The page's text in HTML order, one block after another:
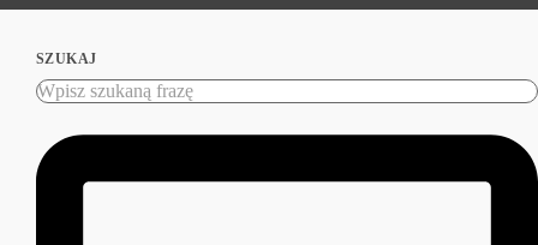
SZUKAJ